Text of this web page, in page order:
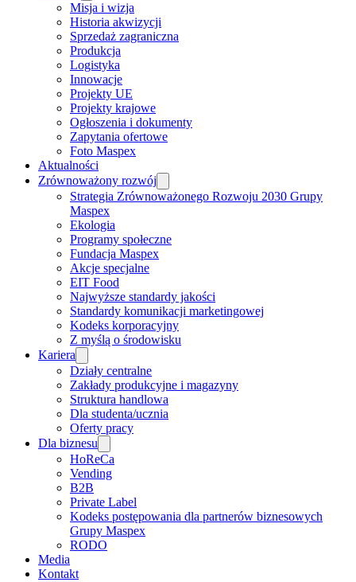
Misja i wizja
Historia akwizycji
Sprzedaż zagraniczna
Produkcja
Logistyka
Innowacje
Projekty UE
Projekty krajowe
Ogłoszenia i dokumenty
Zapytania ofertowe
Foto Maspex
Aktualności
Zrównoważony rozwój
Strategia Zrównoważonego Rozwoju 2030 Grupy
Maspex
Ekologia
Programy społeczne
Fundacja Maspex
Akcje specjalne
EIT Food
Najwyższe standardy jakości
Standardy komunikacji marketingowej
Kodeks korporacyjny
Z myślą o środowisku
Kariera
Działy centralne
Zakłady produkcyjne i magazyny
Struktura handlowa
Dla studenta/ucznia
Oferty pracy
Dla biznesu
HoReCa
Vending
B2B
Private Label
Kodeks postępowania dla partnerów biznesowych
Grupy Maspex
RODO
Media
Kontakt